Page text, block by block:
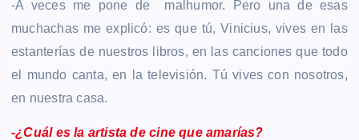
-A veces me pone de malhumor. Pero una de esas
muchachas me explicó: es que tú, Vinicius, vives en las
estanterías de nuestros libros, en las canciones que todo
el mundo canta, en la televisión. Tú vives con nosotros,
en nuestra casa.
-¿Cuál es la artista de cine que amarías?